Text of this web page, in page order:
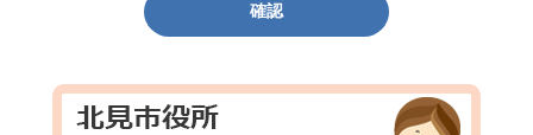
確認